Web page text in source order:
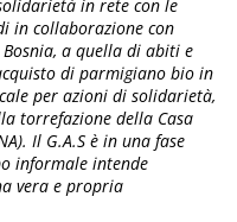
in rete con le
in collaborazione con
a quella di abiti e
di parmigiano bio in
per azioni di solidarietà,
torrefazione della Casa
Il G.A.S è in una fase
informale intende
vera e propria